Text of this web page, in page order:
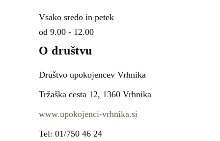
Vsako sredo in petek
od 9.00 - 12.00
O društvu
Društvo upokojencev Vrhnika
Tržaška cesta 12, 1360 Vrhnika
www.upokojenci-vrhnika.si
Tel: 01/750 46 24